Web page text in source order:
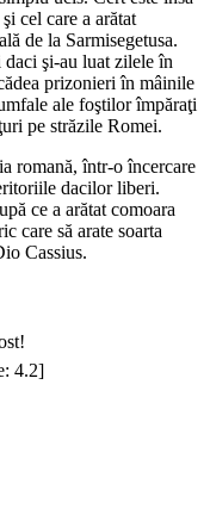
cel care a arătat
de la Sarmisegetusa.
şi-au luat zilele în
prizonieri în mâinile
ale foştilor împăraţi
pe străzile Romei.
romană, într-o încercare
dacilor liberi.
ce a arătat comoara
care să arate soarta
Cassius.
4.2]